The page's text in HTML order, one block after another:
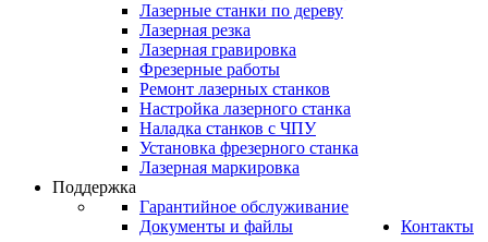
Лазерные станки по дереву
Лазерная резка
Лазерная гравировка
Фрезерные работы
Ремонт лазерных станков
Настройка лазерного станка
Наладка станков с ЧПУ
Установка фрезерного станка
Лазерная маркировка
Поддержка
Гарантийное обслуживание
Документы и файлы
Контакты